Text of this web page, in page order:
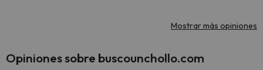
Mostrar más opiniones
Opiniones sobre buscounchollo.com